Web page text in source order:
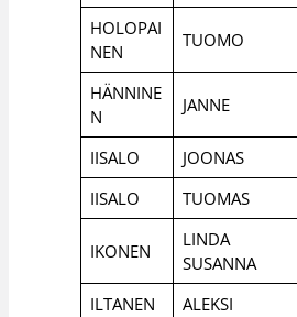
HOLOPAI
NEN
TUOMO
HÄNNINE
N
JANNE
IISALO JOONAS
IISALO
TUOMAS
IKONEN
LINDA
SUSANNA
ILTANEN ALEKSI